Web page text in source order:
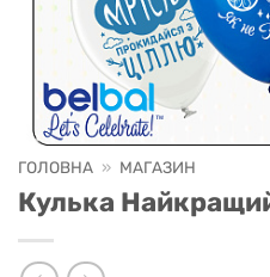
ГОЛОВНА » МАГАЗИН
Кулька